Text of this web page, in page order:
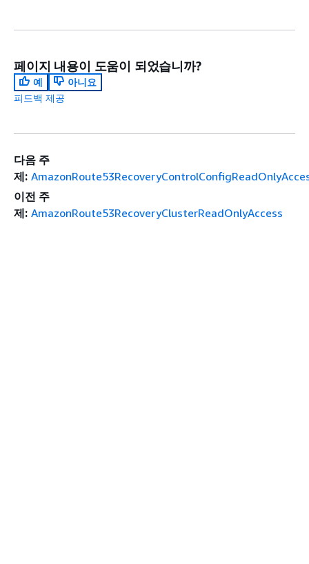
페이지 내용이 도움이 되었습니까?
예
아니요
피드백 제공
다음 주
제:
이전 주
제: AmazonRoute53RecoveryClusterReadOnlyAccess